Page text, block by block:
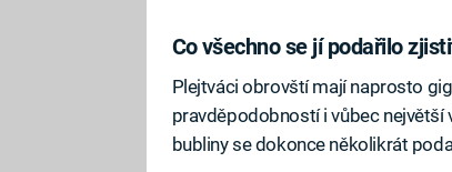
Co všechno se jí podařilo
Plejtváci obrovští mají naprosto
pravděpodobností i vůbec
bubliny se dokonce několikrát